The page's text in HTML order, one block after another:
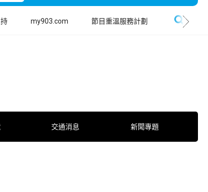
my903.com 節目重溫服務計劃
交通消息 新聞專題